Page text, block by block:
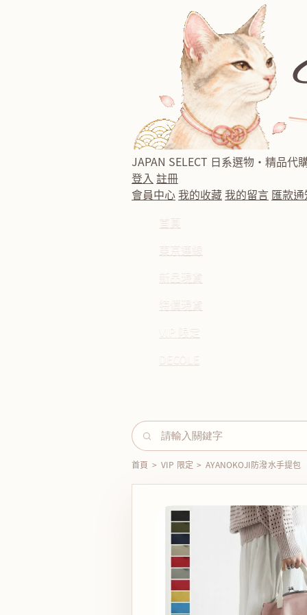
JAPAN SELECT 日系選物・精品代
登入 註冊
會員中心我的收藏我的留言 匯款
首頁
東京連線
新品現貨
特價現貨
VIP 限定
首頁 > VIP 限定 > AYANOKOJI防潑水手提